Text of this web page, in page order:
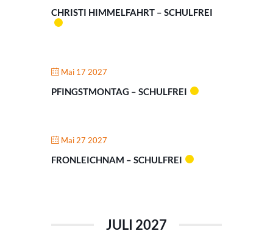
CHRISTI HIMMELFAHRT – SCHULFREI
Mai 17 2027
PFINGSTMONTAG – SCHULFREI
Mai 27 2027
FRONLEICHNAM – SCHULFREI
JULI 2027